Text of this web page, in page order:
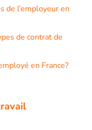
de l’employeur en
de contrat de
en France?